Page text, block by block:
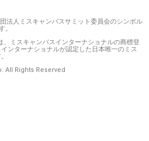
法人ミスキャンパスサミット委員会のシンボル
。
ミスキャンパスインターナショナルの商標登
ンターナショナルが認定した日本唯一のミス
All Rights Reserved